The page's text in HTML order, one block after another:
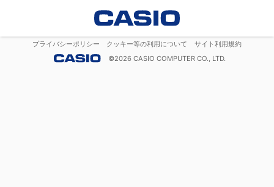
プライバシーポリシー クッキー等の利用について
サイト利用規約
©2026 CASIO COMPUTER CO., LTD.